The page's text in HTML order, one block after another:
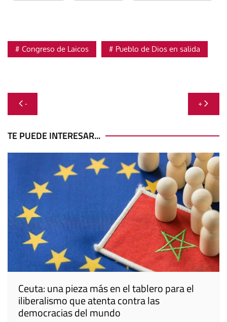
Congreso de Laicos Pueblo de Dios en salida
Navegación
de
entradas
- +
TE PUEDE INTERESAR...
Ceuta: una pieza más en el tablero para el
iliberalismo que atenta contra las
democracias del mundo